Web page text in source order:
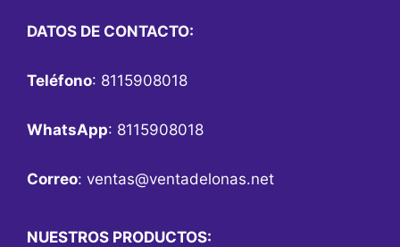
DATOS DE CONTACTO:
Teléfono: 8115908018
WhatsApp: 8115908018
Correo: ventas@ventadelonas.net
NUESTROS PRODUCTOS: